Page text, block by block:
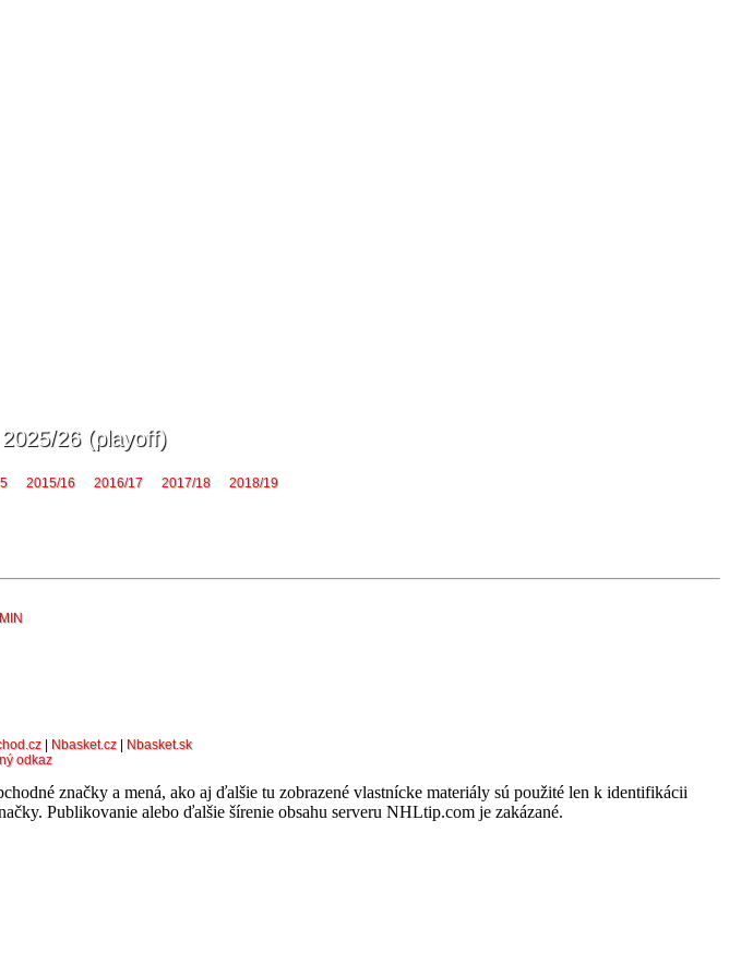
26 (playoff)
2015/16 2016/17 2017/18
2018/19
MIN
| Nbasket.cz|
Nbasket.sk
odkaz
značky a mená, ako aj ďalšie tu zobrazené vlastnícke materiály sú použité len k identifikácii
Publikovanie alebo ďalšie šírenie obsahu serveru NHLtip.com je zakázané.